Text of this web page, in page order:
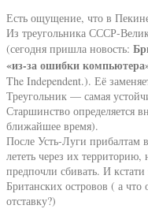
Есть ощущение, что в
Из треугольника СССР-
(сегодня пришла новость:
«из-за ошибки
The Independent.). Её
Треугольник — самая
Старшинство определяется
ближайшее время).
После Усть-Луги прибалтам
лететь через их
предпочли сбивать. И
Британских островов ( а
отставку?)